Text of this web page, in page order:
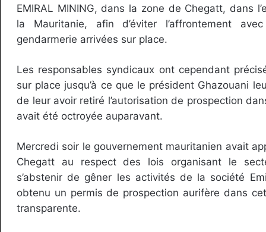
EMIRAL MINING, dans la zone de Chegatt, dans
la Mauritanie, afin d’éviter l’affrontement
gendarmerie arrivées sur place.
Les responsables syndicaux ont cependant
sur place jusqu’à ce que le président Ghazouani
de leur avoir retiré l’autorisation de prospection
avait été octroyée auparavant.
Mercredi soir le gouvernement mauritanien avait
Chegatt au respect des lois organisant le
s’abstenir de gêner les activités de la société
obtenu un permis de prospection aurifère dans
transparente.